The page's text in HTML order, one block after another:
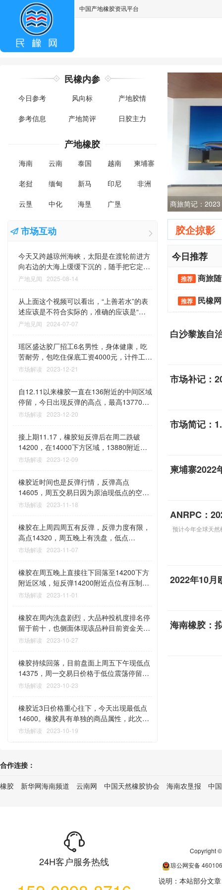
中国产地橡胶资讯平台
民橡内参
今日参考 风向标 产地胶情
参考信息 产地简评 日胶主力
产地橡胶
海南 云南 泰国 越南 柬埔寨
老挝 缅甸 新马 印尼 非洲
云垦 中化 海垦 广垦
市场互动
今天又跨越琼州海峡，太阳是在渡轮前进方
向右边的大海上缓缓下沉的，随手把它定格
在镜头里，第一次专注夕阳在阴阳转换时刻
产地见闻 2025-08-14
从上面这个视频可以看出，“上善若水”的表
述应该是不符合实际的，准确的应该是“上
善治水”（长沙马王堆版本），这可能才是
产地见闻 2024-07-07
瑶区盛达胶厂招工6名男性，身体健康，吃
苦耐劳，包吃住保底工资4000元，计件工资
不足4000按4000发，超过按实际发放，联
市场解读 2023-12-21
自12.11以来橡胶一直在136附近的中间区域
停留，今日出现反弹的高点，最高13770，
收盘价格13715。今天是周三交易日，橡胶
易日，橡胶能持续在高位并上涨，那么可以
判定橡胶此次跌系洗盘行为，后边再涨的概
率很大，即使再回头也可以看涨。从目前短
线节奏，此阶段调整后往上突破，且又接近
数还在相对的低位，如果文化指数再能回到
182下方附近区域，那么再增加看涨橡胶的
概率，我的想法橡胶暂需继续观察接下来几
风险巨大，开仓一定要注意风控规划
市场解读 2023-12-20
接上期11.17，橡胶短反弹后在周二跌破
14200，在14000下方区域，13880附近区
域停留近一周，后边再破位往下一鼓作气至
文化指数再反弹，橡胶出现反弹，反弹有力
度，周五晚上持续反弹高点13500附近，尾
盘有回落，收盘13330。橡胶在上方3个
月，还是选择再下来，此次反弹，01与05类
再回头上去，这主力不至于这样洗盘吧？若
真是，那就算是极端的洗钱行情吧。我的想
法，既然选择又下来，说明市场并不那么乐
位，节奏上再回到13000下方区域时代，重
回弱势，目前最好是观察，至于我的思路，
既然你下来，那就暂看13000下方区域阶
381998990）
市场解读 2023-12-09
橡胶近时间也是反弹行情，反弹高点
14605，周五交易日因为原油现低点的空市
场恐慌氛围短线出现大幅跌幅，低点至
点14400，收盘价格14345。注意橡胶在今
年的前两次涨之后并未出现快速急跌的情
况，说明市场有涨需求，此近两次下探均出
现在原油跌低点的市场恐慌氛围的非理性行
极端品种属性，涨需契机，上涨仍会有高点
的概率大，短中往下14200附近点位很关键
市场解读 2023-11-18
橡胶在上周四周五有反弹，反弹力度有限，
高点14320，周五晚上有洗盘，低点
14020；周内先涨后跌，高点14260，今天
油往下出现新低点，多数商品回落，橡胶跟
节奏往下试探，此行为洗盘的概率偏大；橡
胶此前的跌，直接击穿14200，近多日价格
多在14200下方区域停留，今天再烘托空氛
间有限，可参考13880附近区域，我个人不
过看下方有多少空间，此洗盘之后后边继续
涨概率大，出现有新的高点的概率偏大，观
年高点区域。橡胶需要注意，近段时间有资
金关注，盘面洗盘力度大，交易需做好仓位
控制与严格的风控规划（微信381998990每
的期货路上并不孤单。）
市场解读 2023-11-07
橡胶在周五晚上直接往下回落至14200下方
附近区域，短反弹14200附近点位有压制，
今天收盘价格14180。橡胶品种一直有极端
橡胶利用十一之后快速涨出高点试探，今又
快速回落至14200附近区域，时间上利多，
接下来方向上继续看涨，还有高点的概率
大。短14200附近点位很关键，上涨暂无明
市场解读 2023-11-01
橡胶在周内洗盘剧烈，大品种投机度排名停
留于前十，也侧面体现该品种目前资金关注
度高，本周行情，周三快速反弹之后，周四
14755，回落低点14383，今天收盘价格
14460，低点极接近上周的低点。观察橡胶
走势，具备单独的品种特性，不跟主流系品
种氛围，现在洗盘力度加大更增加操作难
14200附近点位很关键，今天是周五短弱，
晚上需防范下行洗盘风险。后续依然是涨概
率大，逻辑上，如果越快洗盘至目标点位，
381998990每天保持跟踪部分品种市场行
市场解读 2023-10-27
橡胶持续回落，目前盘面上周五下午现低点
14375，周一交易日价格于低位震荡停留，
今天收盘价格14480。参考其他品种此次下
未至14200附近区域，且短线有支撑，观察
至周三盘面变化情况，低点可继续参考
14200附近，但若盘面回暖橡胶可出现一定
力度涨幅（微信381998990每天保持部分品
市场解读 2023-10-23
橡胶近3日价格重心往下，今天出现最低点
14600。橡胶具有单独的商品属性，此次涨
的节奏与主流系品种背离，时间上看橡胶接
度的涨幅，暂时不好预估，因为此次涨时间
原因，暂时我个人不过于看涨。（微信
381998990每天保持部分品种行情解读）
市场解读 2023-10-19
商旅简记：2023
胶企掠影
今日推荐
推荐 商旅随
推荐 民橡网
白沙黎族自
市场补记：
市场简记：
柬埔寨2022
ANRPC：
预计今年全球天
2022年10月
海南橡胶：
合作连接：
橡胶 新华网海南频道 云南网 中国天然橡胶协会 海南农垦报 中
24H客户服务热线
Copyright
琼公网安备
说明：本站部分文